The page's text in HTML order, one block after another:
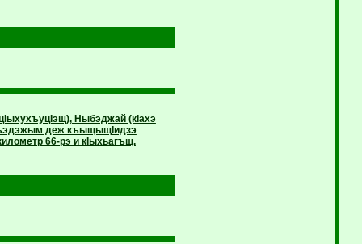
Ныбэджай (кIахэ
деж къыщыщIидзэ
66-рэ и кIыхьагъщ.